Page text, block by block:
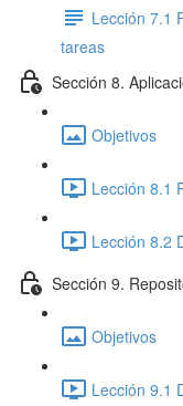
Lección 7.1
tareas
Sección 8.
Objetivos
Lección 8.1
Lección 8.2
Sección 9.
Objetivos
Lección 9.1